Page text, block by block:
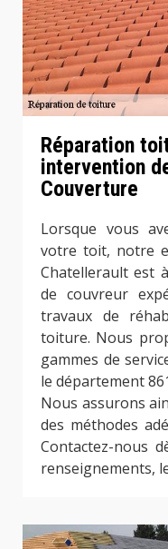
Réparation
intervention
Couverture
Lorsque vous
votre toit, notre
Chatellerault est
de couvreur
travaux de
toiture. Nous
gammes de
le département
Nous assurons
des méthodes
Contactez-nous
renseignements,